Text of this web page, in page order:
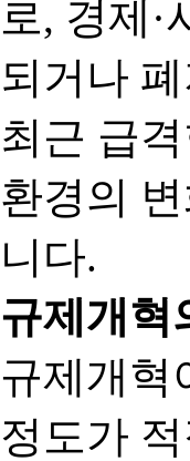
로, 경제·
되거나
최근 급
환경의
니다.
규제개혁
규제개혁
정도가